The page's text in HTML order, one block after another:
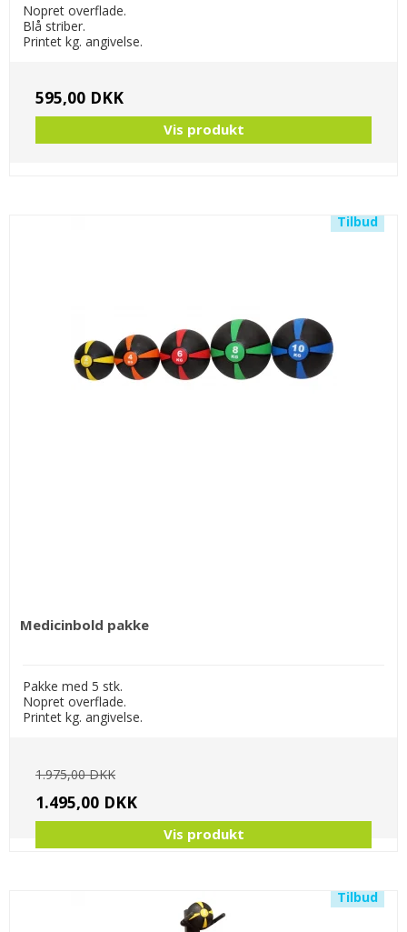
Nopret overflade.
Blå striber.
Printet kg. angivelse.
595,00 DKK
Vis produkt
Tilbud
Medicinbold pakke
Pakke med 5 stk.
Nopret overflade.
Printet kg. angivelse.
1.975,00 DKK
1.495,00 DKK
Vis produkt
Tilbud